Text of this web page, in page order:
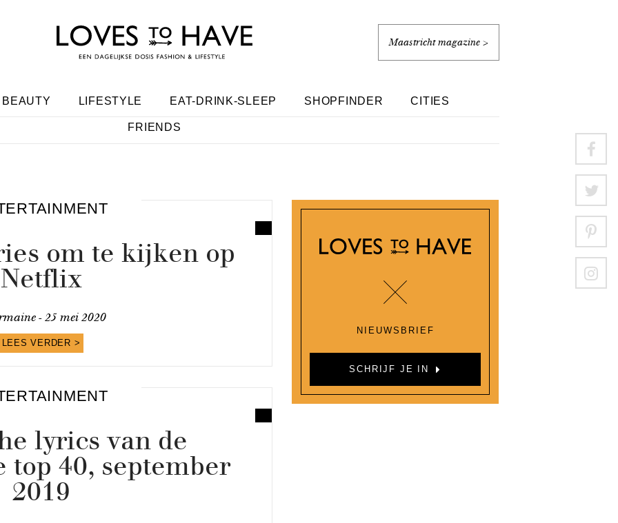
Maastricht magazine >
BEAUTY LIFESTYLE EAT-DRINK-SLEEP SHOPFINDER CITIES
FRIENDS
om te kijken op
Netflix
- 25 mei 2020
LEES VERDER >
lyrics van de
top 40, september
2019
NIEUWSBRIEF
SCHRIJF JE IN